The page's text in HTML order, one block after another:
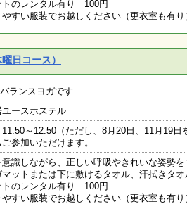
のレンタル有り 100円
すい服装でお越しください（更衣室も有り
日コース）
ランスヨガです
ースホステル
～12:50（ただし、8月20日、11月19日
参加いただけます。
識しながら、正しい呼吸やきれいな姿勢
ットまたは下に敷けるタオル、汗拭きタオ
のレンタル有り 100円
すい服装でお越しください（更衣室も有り